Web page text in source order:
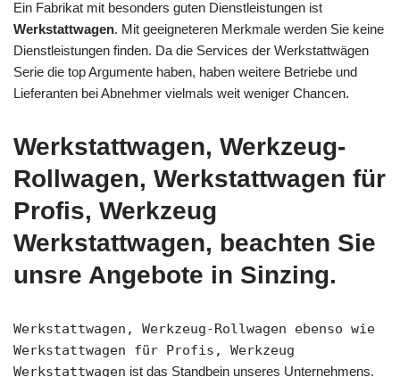
Ein Fabrikat mit besonders guten Dienstleistungen ist
Werkstattwagen. Mit geeigneteren Merkmale werden Sie keine
Dienstleistungen finden. Da die Services der Werkstattwägen
Serie die top Argumente haben, haben weitere Betriebe und
Lieferanten bei Abnehmer vielmals weit weniger Chancen.
Werkstattwagen, Werkzeug-
Rollwagen, Werkstattwagen für
Profis, Werkzeug
Werkstattwagen, beachten Sie
unsre Angebote in Sinzing.
Werkstattwagen, Werkzeug-Rollwagen ebenso wie
Werkstattwagen für Profis, Werkzeug
Werkstattwagen ist das Standbein unseres Unternehmens.